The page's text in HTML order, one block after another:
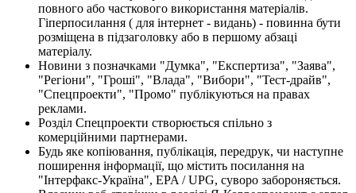
повного або часткового використання матеріалів.
Гіперпосилання ( для інтернет - видань) - повинна бути
розміщена в підзаголовку або в першому абзаці
матеріалу.
Новини з позначками "Думка", "Експертиза", "Заява",
"Регіони", "Гроші", "Влада", "Вибори", "Тест-драйв",
"Спецпроекти", "Промо" публікуються на правах
реклами.
Розділ Спецпроекти створюється спільно з
комерційними партнерами.
Будь яке копіювання, публікація, передрук, чи наступне
поширення інформації, що містить посилання на
"Інтерфакс-Україна", EPA / UPG, суворо забороняється.